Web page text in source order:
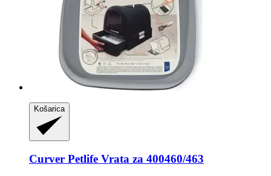
Košarica
Curver Petlife Vrata za 400460/463